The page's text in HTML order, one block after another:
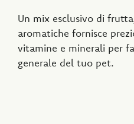
Un mix esclusivo di
aromatiche fornisce
vitamine e minerali per
generale del tuo pet.